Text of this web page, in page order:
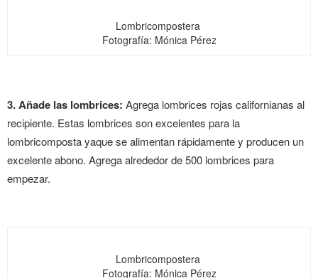
Lombricompostera
Fotografía: Mónica Pérez
3. Añade las lombrices: Agrega lombrices rojas californianas al
recipiente. Estas lombrices son excelentes para la
lombricomposta yaque se alimentan rápidamente y producen un
excelente abono. Agrega alrededor de 500 lombrices para
empezar.
Lombricompostera
Fotografía: Mónica Pérez